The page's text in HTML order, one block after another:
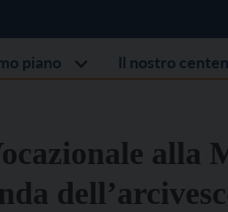
piano Il nostro
alla